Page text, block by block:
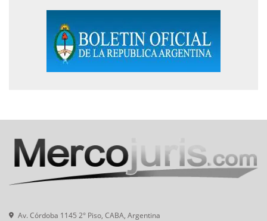
Av. Córdoba 1145 2° Piso, CABA, Argentina